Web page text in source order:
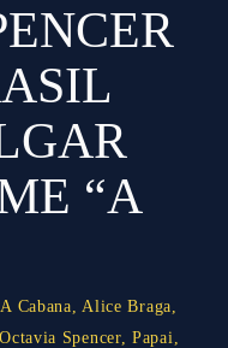
“A
A Cabana Alice Braga
Octavia Spencer,Papai